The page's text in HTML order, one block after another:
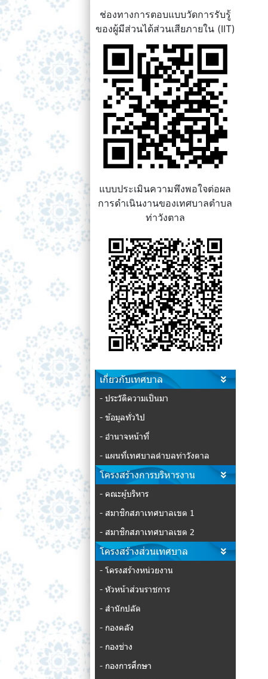
ช่องทางการตอบแบบวัดการรับรู้
ของผู้มีส่วนได้ส่วนเสียภายใน (IIT)
แบบประเมินความพึงพอใจต่อผล
การดำเนินงานของเทศบาลตำบล
ท่าวังตาล
เกี่ยวกับเทศบาล
- ประวัติความเป็นมา
- ข้อมูลทั่วไป
- อำนาจหน้าที่
- แผนที่เทศบาลตำบลท่าวังตาล
โครงสร้างการบริหารงาน
- คณะผู้บริหาร
- สมาชิกสภาเทศบาลเขต 1
- สมาชิกสภาเทศบาลเขต 2
โครงสร้างส่วนเทศบาล
- โครงสร้างหน่วยงาน
- หัวหน้าส่วนราชการ
- สำนักปลัด
- กองคลัง
- กองช่าง
- กองการศึกษา